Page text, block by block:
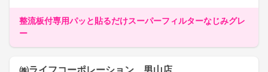
整流板付専用パッと貼るだけスーパーフィルターなじみグレ
ー
㈱ライフコーポレーション 男山店